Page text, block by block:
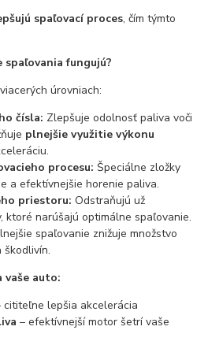
spaľovací proces, čím týmto
fungujú?
úrovniach:
čísla: Zlepšuje odolnosť paliva voči
plnejšie využitie výkonu
procesu: Špeciálne zložky
a efektívnejšie horenie paliva.
priestoru: Odstraňujú už
ktoré narúšajú optimálne spaľovanie.
spaľovanie znižuje množstvo
škodlivín.
vaše auto:
lepšia akcelerácia
– efektívnejší motor šetrí vaše